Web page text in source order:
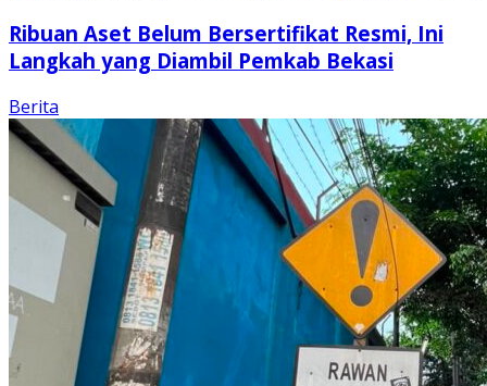
Ribuan Aset Belum Bersertifikat Resmi, Ini
Langkah yang Diambil Pemkab Bekasi
Berita